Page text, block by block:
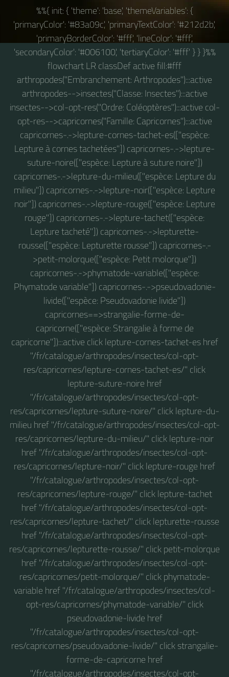
%%{ init: { 'theme': 'base', 'themeVariables': {
'primaryColor': '#83a09c', 'primaryTextColor': '#212d2b',
'primaryBorderColor': '#fff', 'lineColor': '#fff',
'secondaryColor': '#006100', 'tertiaryColor': '#fff' } } }%%
flowchart LR classDef active fill:#fff
arthropodes("Embranchement: Arthropodes"):::active
arthropodes-->insectes("Classe: Insectes"):::active
insectes-->col-opt-res("Ordre: Coléoptères"):::active col-
opt-res-->capricornes("Famille: Capricornes"):::active
capricornes-.->lepture-cornes-tachet-es(["espèce:
Lepture à cornes tachetées"]) capricornes-.->lepture-
suture-noire(["espèce: Lepture à suture noire"])
capricornes-.->lepture-du-milieu(["espèce: Lepture du
milieu"]) capricornes-.->lepture-noir(["espèce: Lepture
noir"]) capricornes-.->lepture-rouge(["espèce: Lepture
rouge"]) capricornes-.->lepture-tachet(["espèce:
Lepture tacheté"]) capricornes-.->lepturette-
rousse(["espèce: Lepturette rousse"]) capricornes-.-
>petit-molorque(["espèce: Petit molorque"])
capricornes-.->phymatode-variable(["espèce:
Phymatode variable"]) capricornes-.->pseudovadonie-
livide(["espèce: Pseudovadonie livide"])
capricornes==>strangalie-forme-de-
capricorne(["espèce: Strangalie à forme de
capricorne"]):::active click lepture-cornes-tachet-es href
"/fr/catalogue/arthropodes/insectes/col-opt-
res/capricornes/lepture-cornes-tachet-es/" click
lepture-suture-noire href
"/fr/catalogue/arthropodes/insectes/col-opt-
res/capricornes/lepture-suture-noire/" click lepture-du-
milieu href "/fr/catalogue/arthropodes/insectes/col-opt-
res/capricornes/lepture-du-milieu/" click lepture-noir
href "/fr/catalogue/arthropodes/insectes/col-opt-
res/capricornes/lepture-noir/" click lepture-rouge href
"/fr/catalogue/arthropodes/insectes/col-opt-
res/capricornes/lepture-rouge/" click lepture-tachet
href "/fr/catalogue/arthropodes/insectes/col-opt-
res/capricornes/lepture-tachet/" click lepturette-rousse
href "/fr/catalogue/arthropodes/insectes/col-opt-
res/capricornes/lepturette-rousse/" click petit-molorque
href "/fr/catalogue/arthropodes/insectes/col-opt-
res/capricornes/petit-molorque/" click phymatode-
variable href "/fr/catalogue/arthropodes/insectes/col-
opt-res/capricornes/phymatode-variable/" click
pseudovadonie-livide href
"/fr/catalogue/arthropodes/insectes/col-opt-
res/capricornes/pseudovadonie-livide/" click strangalie-
forme-de-capricorne href
"/fr/catalogue/arthropodes/insectes/col-opt-